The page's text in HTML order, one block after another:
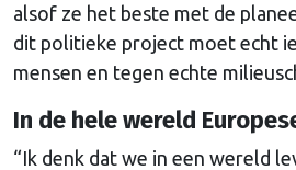
alsof ze het beste met de
dit politieke project moet echt
mensen en tegen echte
In de hele wereld
“Ik denk dat we in een wereld